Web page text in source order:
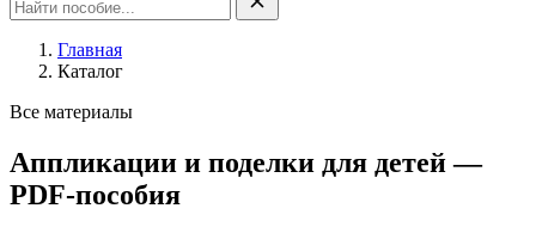
Главная
Каталог
Все материалы
Аппликации и поделки для детей —
PDF-пособия